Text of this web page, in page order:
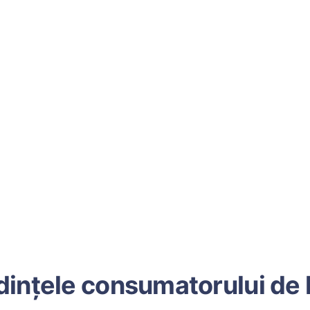
consumatorului de